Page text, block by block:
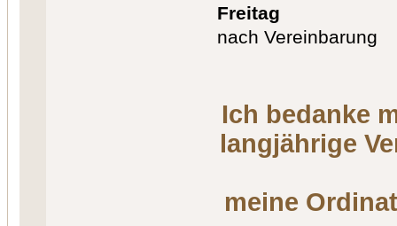
Freitag
nach Vereinbarung
Ich bedanke
langjährige
meine